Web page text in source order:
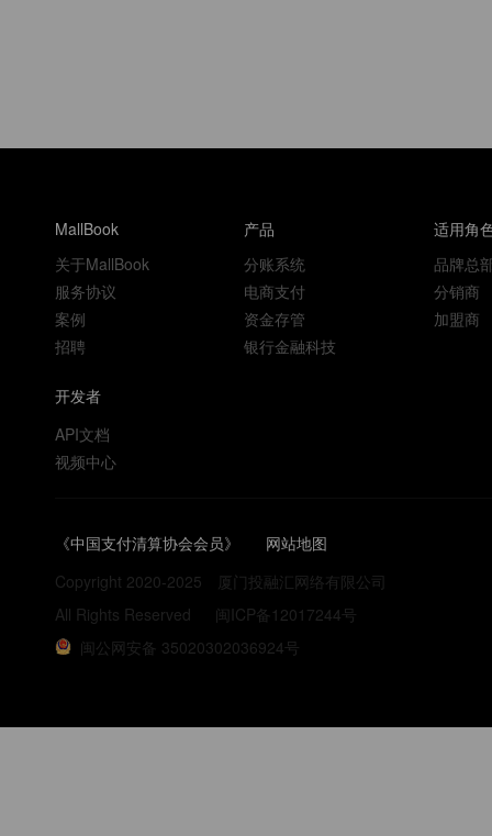
MallBook
关于MallBook
服务协议
案例
招聘
开发者
API文档
视频中心
产品
分账系统
电商支付
资金存管
银行金融科技
适用角
品牌总
分销商
加盟商
《中国支付清算协会会员》
网站地图
Copyright 2020-2025 厦门投融汇网络有限公司
All Rights Reserved 闽ICP备12017244号
闽公网安备 35020302036924号